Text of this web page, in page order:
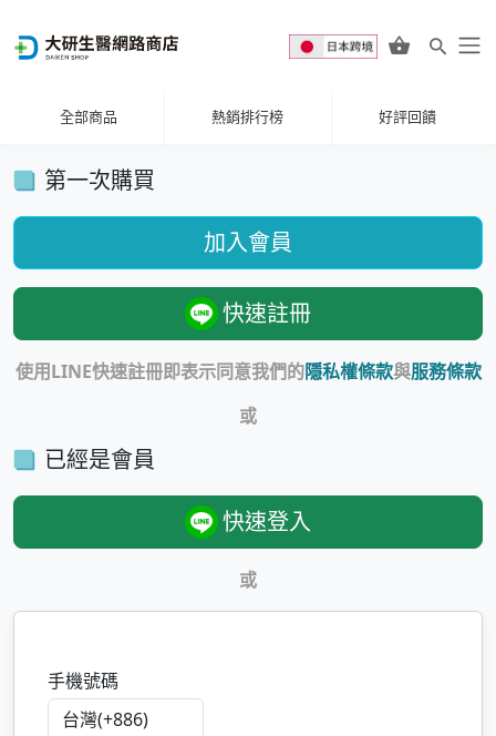
全部商品 熱銷排行榜 好評回饋
第一次購買
加入會員
快速註冊
使用LINE快速註冊即表示同意我們的隱私權條款與服務條款
或
已經是會員
快速登入
或
手機號碼